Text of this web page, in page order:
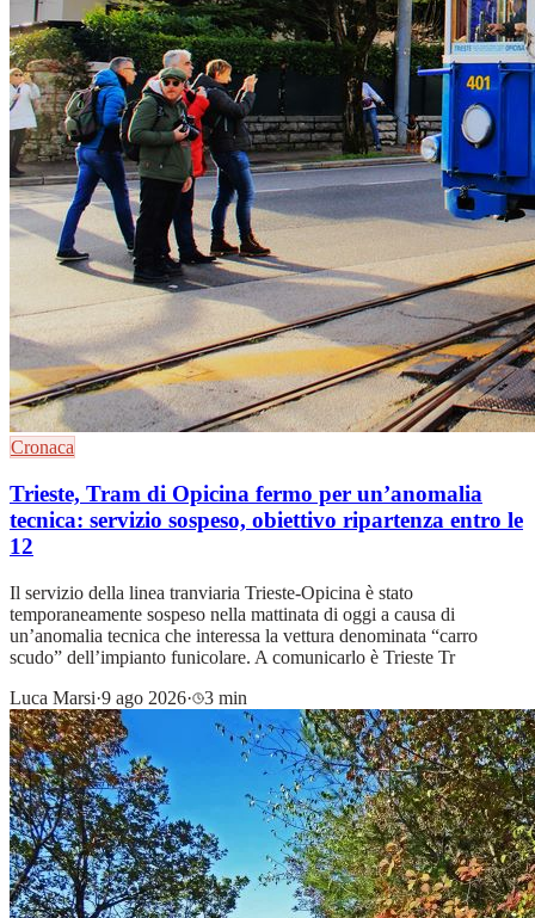
Cronaca
Trieste, Tram di Opicina fermo per un’anomalia
tecnica: servizio sospeso, obiettivo ripartenza entro le
12
Il servizio della linea tranviaria Trieste-Opicina è stato
temporaneamente sospeso nella mattinata di oggi a causa di
un’anomalia tecnica che interessa la vettura denominata “carro
scudo” dell’impianto funicolare. A comunicarlo è Trieste Tr
Luca Marsi·9 ago 2026· 3 min